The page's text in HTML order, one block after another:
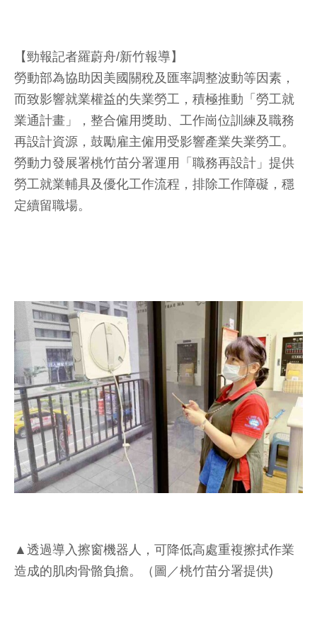
【勁報記者羅蔚舟/新竹報導】
勞動部為協助因美國關稅及匯率調整波動等因素，
而致影響就業權益的失業勞工，積極推動「勞工就
業通計畫」，整合僱用獎助、工作崗位訓練及職務
再設計資源，鼓勵雇主僱用受影響產業失業勞工。
勞動力發展署桃竹苗分署運用「職務再設計」提供
勞工就業輔具及優化工作流程，排除工作障礙，穩
定續留職場。
▲透過導入擦窗機器人，可降低高處重複擦拭作業
造成的肌肉骨骼負擔。（圖／桃竹苗分署提供)